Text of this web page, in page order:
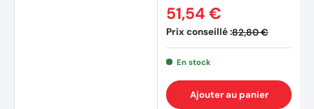
Prix conseillé :82,80 €
51,54 €
En stock
Ajouter au panier